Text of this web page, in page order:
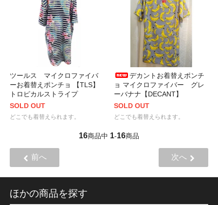
ツールス マイクロファイバ
ーお着替えポンチョ 【TLS】
トロピカルストライプ
SOLD OUT
どこでも着替えられます。
デカントお着替えポンチ
ョ マイクロファイバー グレ
ーバナナ【DECANT】
SOLD OUT
どこでも着替えられます。
16商品中 1-16商品
前へ 次へ
ほかの商品を探す